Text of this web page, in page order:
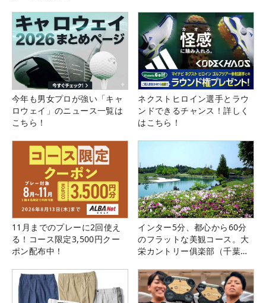
今年も男女プロが強い「キャ
ロウェイ」のニュース一覧は
こちら！
ネクストヒロイン選手とラウ
ンドできるチャンス！詳しく
はこちら！
11月までのプレーに2回使え
る！コース限定3,500円クー
ポン配布中！
インター5分、都心から60分
のフラットな美観コース。大
栄カントリー俱楽部（千葉